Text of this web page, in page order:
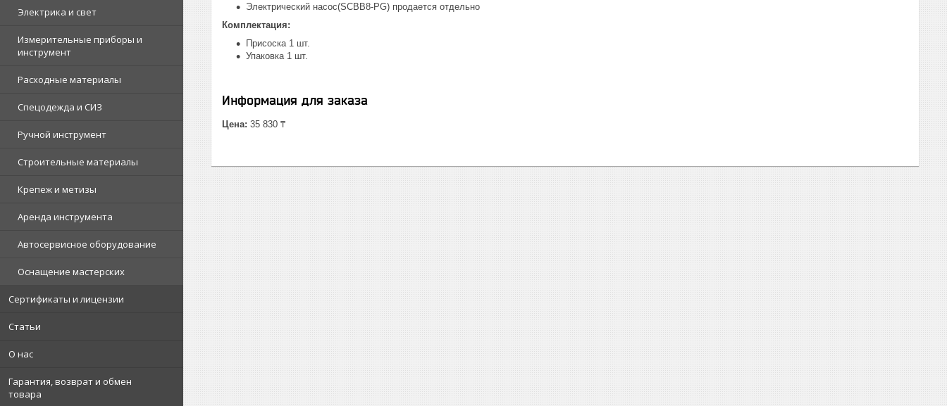
Электрика и свет
Измерительные приборы и
инструмент
Расходные материалы
Спецодежда и СИЗ
Ручной инструмент
Строительные материалы
Крепеж и метизы
Аренда инструмента
Автосервисное оборудование
Оснащение мастерских
Сертификаты и лицензии
Статьи
О нас
Гарантия, возврат и обмен
товара
Электрический насос(SCBB8-PG) продается отдельно
Комплектация:
Присоска 1 шт.
Упаковка 1 шт.
Информация для заказа
Цена: 35 830 ₸